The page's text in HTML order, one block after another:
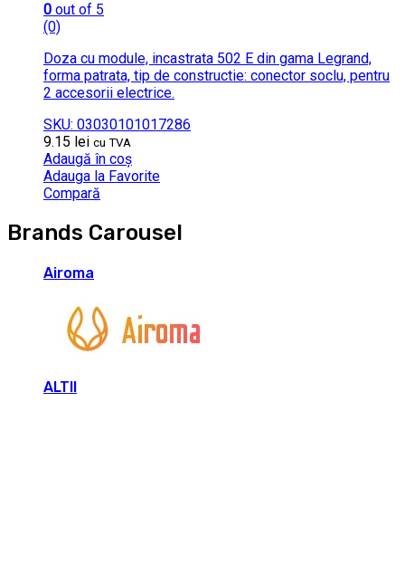
0 out of 5
(0)
Doza cu module, incastrata 502 E din gama Legrand,
forma patrata, tip de constructie: conector soclu, pentru
2 accesorii electrice.
SKU: 03030101017286
9.15 lei cu TVA
Adaugă în coș
Adauga la Favorite
Compară
Brands Carousel
Airoma
ALTII